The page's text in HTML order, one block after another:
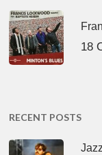
18
RECENT POSTS